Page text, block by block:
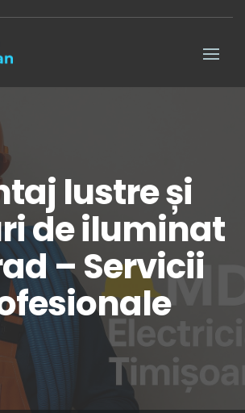
lustre și
de iluminat
– Servicii